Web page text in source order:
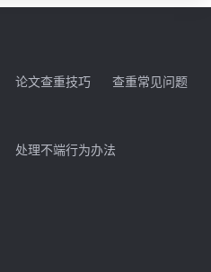
论文查重技巧 查重常见问题
处理不端行为办法